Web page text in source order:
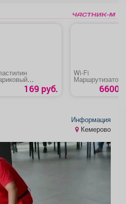
169 руб.
Wi-Fi
Маршрутизатор
5 ГГц 6600
Информация
Кемерово